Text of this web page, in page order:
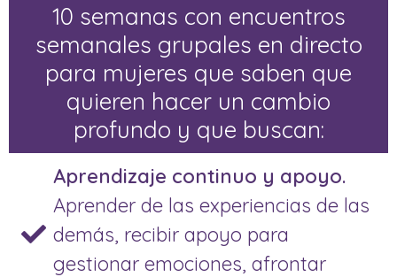
10 semanas con encuentros
semanales grupales en directo
para mujeres que saben que
quieren hacer un cambio
profundo y que buscan:
Aprendizaje continuo y apoyo.
Aprender de las experiencias de las
demás, recibir apoyo para
gestionar emociones, afrontar